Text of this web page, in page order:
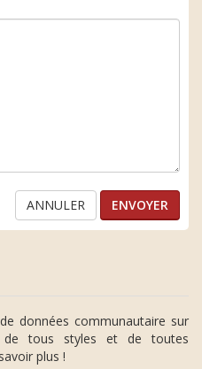
ANNULER
données communautaire sur
tous styles et de toutes
plus !